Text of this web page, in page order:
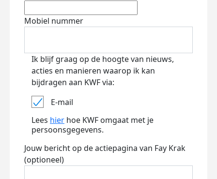
Mobiel nummer
Ik blijf graag op de hoogte van nieuws,
acties en manieren waarop ik kan
bijdragen aan KWF via:
E-mail
Lees hier hoe KWF omgaat met je
persoonsgegevens.
Jouw bericht op de actiepagina van Fay Krak
(optioneel)